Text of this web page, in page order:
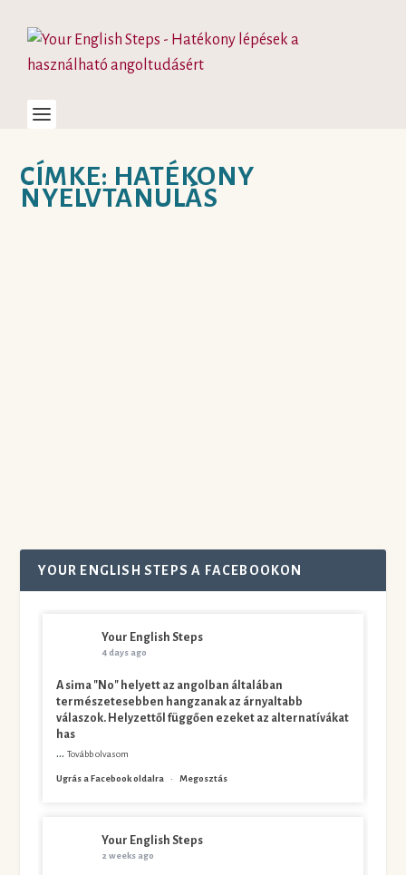
CÍMKE: HATÉKONY
NYELVTANULÁS
YOUR ENGLISH STEPS A FACEBOOKON
Your English Steps
4 days ago
A sima "No" helyett az angolban általában
természetesebben hangzanak az árnyaltabb
válaszok. Helyzettől függően ezeket az alternatívákat
has
...Tovább olvasom
Ugrás a Facebook oldalra · Megosztás
Your English Steps
2 weeks ago